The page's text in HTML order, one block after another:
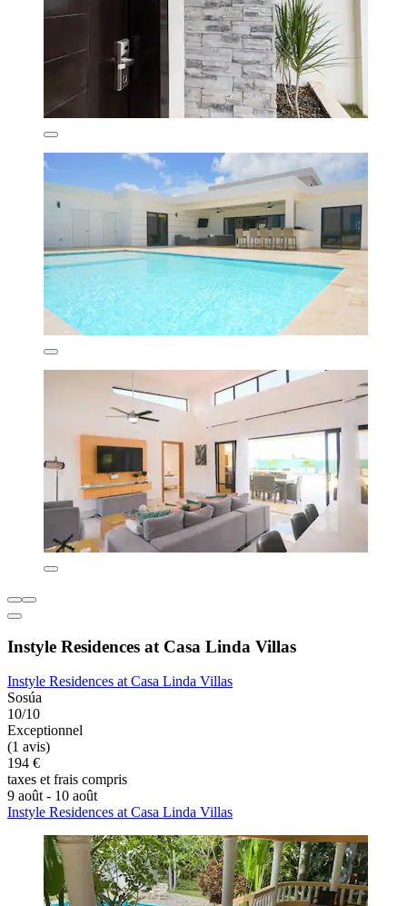
Instyle Residences at Casa Linda Villas
Instyle Residences at Casa Linda Villas
Sosúa
10/10
Exceptionnel
(1 avis)
194 €
taxes et frais compris
9 août - 10 août
Instyle Residences at Casa Linda Villas